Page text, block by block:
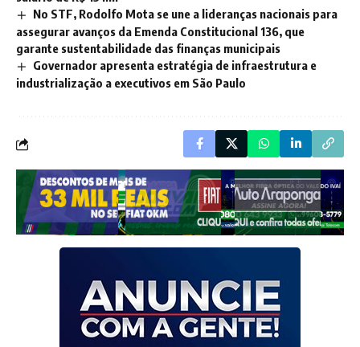
No STF, Rodolfo Mota se une a lideranças nacionais para
assegurar avanços da Emenda Constitucional 136, que
garante sustentabilidade das finanças municipais
Governador apresenta estratégia de infraestrutura e
industrialização a executivos em São Paulo